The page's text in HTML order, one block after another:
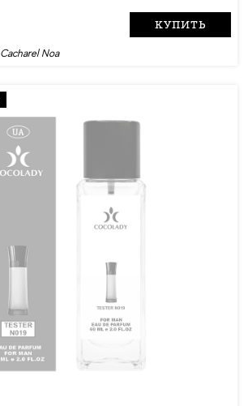
КУПИТЬ
Cacharel Noa